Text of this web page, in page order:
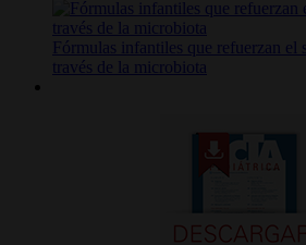
Fórmulas infantiles que refuerzan el
través de la microbiota